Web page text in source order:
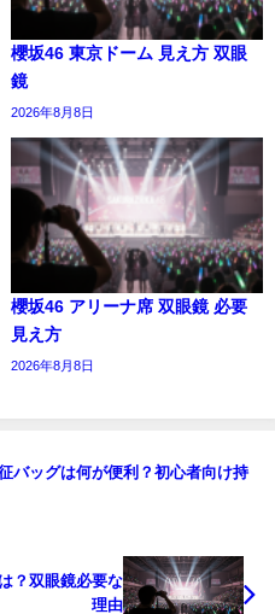
櫻坂46 東京ドーム 見え方 双眼
鏡
2026年8月8日
櫻坂46 アリーナ席 双眼鏡 必要
見え方
2026年8月8日
バッグは何が便利？初心者向け持
？双眼鏡必要な
理由